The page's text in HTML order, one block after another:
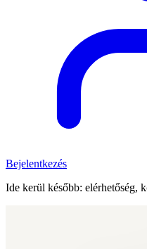
Bejelentkezés
Ide kerül később: elérhetőség,